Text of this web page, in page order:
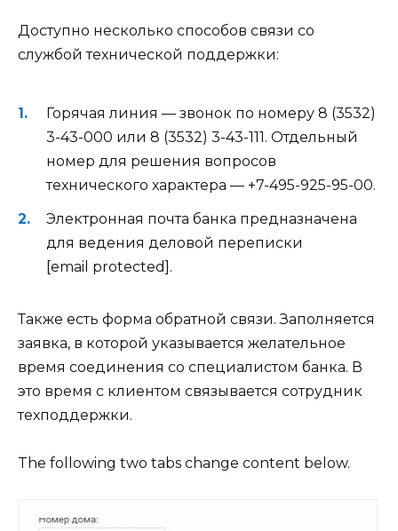
Доступно несколько способов связи со
службой технической поддержки:
Горячая линия — звонок по номеру 8 (3532)
3-43-000 или 8 (3532) 3-43-111. Отдельный
номер для решения вопросов
технического характера — +7-495-925-95-00.
Электронная почта банка предназначена
для ведения деловой переписки
[email protected] .
Также есть форма обратной связи. Заполняется
заявка, в которой указывается желательное
время соединения со специалистом банка. В
это время с клиентом связывается сотрудник
техподдержки.
The following two tabs change content below.